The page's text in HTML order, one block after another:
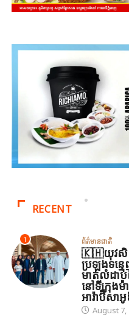
RECENT
1 ព័ត៌មានជាតិ
🇰🇭យុវសិស្
ប្រឡងទន្ទ
មាត់លំដា
នៅទីក្រុងម៉
អារ៉ាប៊ីសា
August 7,